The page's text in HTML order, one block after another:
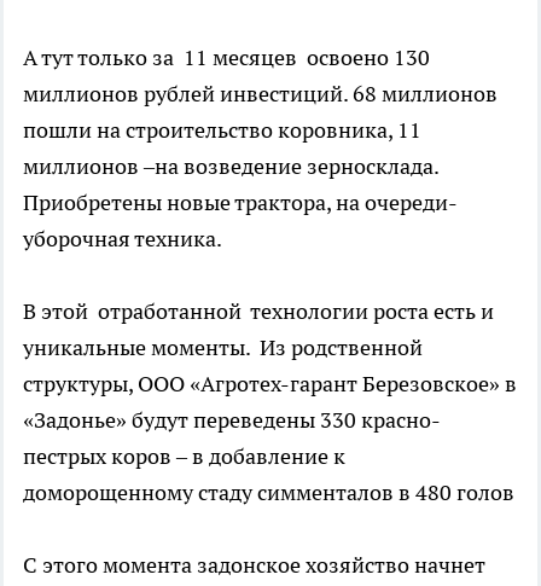
А тут только за 11 месяцев освоено 130
миллионов рублей инвестиций. 68 миллионов
пошли на строительство коровника, 11
миллионов –на возведение зерносклада.
Приобретены новые трактора, на очереди-
уборочная техника.
В этой отработанной технологии роста есть и
уникальные моменты. Из родственной
структуры, ООО «Агротех-гарант Березовское» в
«Задонье» будут переведены 330 красно-
пестрых коров – в добавление к
доморощенному стаду симменталов в 480 голов
С этого момента задонское хозяйство начнет